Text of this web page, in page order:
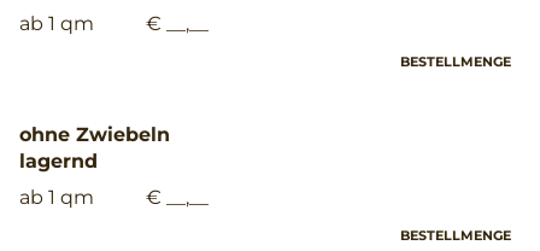
ab 1 qm
€ __,__
BESTELLMENGE
ohne Zwiebeln
lagernd
ab 1 qm
€ __,__
BESTELLMENGE